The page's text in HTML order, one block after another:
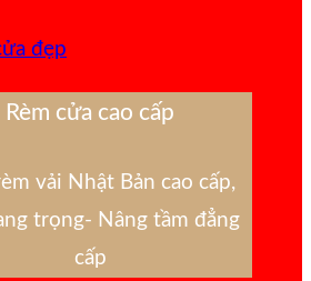
Rèm cửa cao cấp
vải Nhật Bản cao cấp,
trọng- Nâng tầm đẳng
cấp